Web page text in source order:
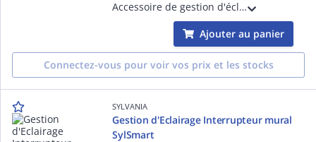
Accessoire de gestion d'éclairage pour luminaires équipés de la solution SylSmart - Relais DALI SylSmart Connected Building
Ajouter au panier
Connectez-vous pour voir vos prix et les stocks
SYLVANIA
Gestion d'Eclairage Interrupteur mural
SylSmart